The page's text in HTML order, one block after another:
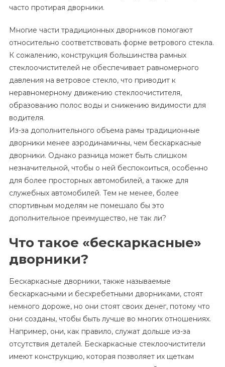
часто протирая дворники.
Многие части традиционных дворников помогают
относительно соответствовать форме ветрового стекла.
К сожалению, конструкция большинства рамных
стеклоочистителей не обеспечивает равномерного
давления на ветровое стекло, что приводит к
неравномерному движению стеклоочистителя,
образованию полос воды и снижению видимости для
водителя.
Из-за дополнительного объема рамы традиционные
дворники менее аэродинамичны, чем бескаркасные
дворники. Однако разница может быть слишком
незначительной, чтобы о ней беспокоиться, особенно
для более просторных автомобилей, а также для
служебных автомобилей. Тем не менее, более
спортивным моделям не помешало бы это
дополнительное преимущество, не так ли?
Что такое «бескаркасные»
дворники?
Бескаркасные дворники, также называемые
бескаркасными и бесхребетными дворниками, стоят
немного дороже, но они стоят своих денег, потому что
они созданы, чтобы быть лучше во многих отношениях.
Например, они, как правило, служат дольше из-за
отсутствия деталей. Бескаркасные стеклоочистители
имеют конструкцию, которая позволяет их щеткам